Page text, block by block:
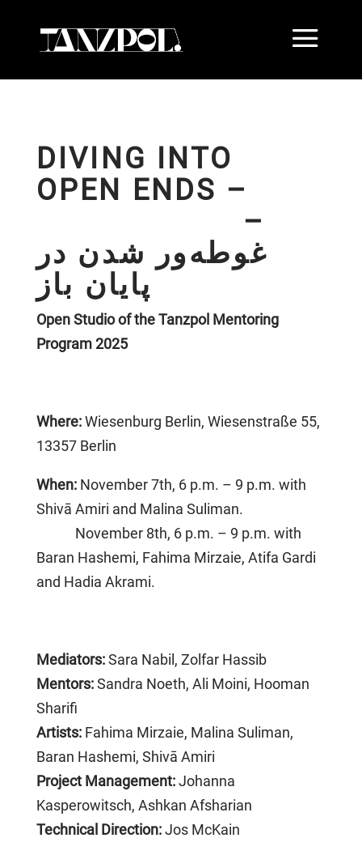
DIVING INTO
OPEN ENDS –
–
غوطه‌ور شدن در
پایان باز
Open Studio of the Tanzpol Mentoring
Program 2025
Where:Wiesenburg Berlin, Wiesenstraße 55,
13357 Berlin
When: November 7th, 6 p.m. – 9 p.m. with
Shivā Amiri and Malina Suliman.
November 8th, 6 p.m. – 9 p.m. with
Baran Hashemi, Fahima Mirzaie, Atifa Gardi
and Hadia Akrami.
Mediators:Sara Nabil, Zolfar Hassib
Mentors:Sandra Noeth, Ali Moini, Hooman
Sharifi
Artists: Fahima Mirzaie, Malina Suliman,
Baran Hashemi, Shivā Amiri
Project Management:Johanna
Kasperowitsch, Ashkan Afsharian
Technical Direction:Jos McKain